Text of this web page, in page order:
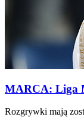
MARCA: Liga
Rozgrywki mają